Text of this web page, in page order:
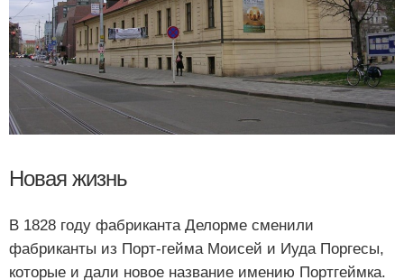
Новая жизнь
В 1828 году фабриканта Делорме сменили
фабриканты из Порт-гейма Моисей и Иуда Поргесы,
которые и дали новое название имению Портгеймка.